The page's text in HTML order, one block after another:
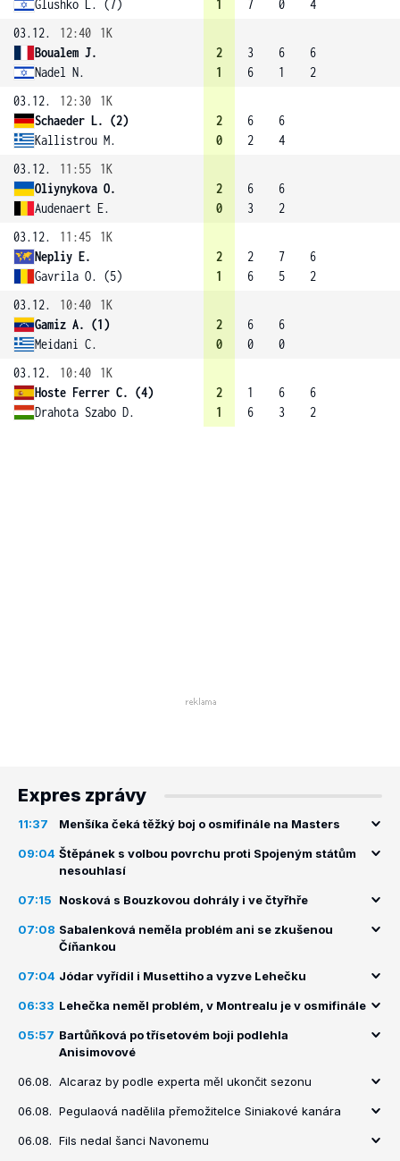
Glushko L. (7) 1 7 0
4
03.12.
12:40
1K
Boualem J.
Nadel N.
2
1
3
6
6
1
6
2
03.12.
12:30
1K
Schaeder L. (2)
Kallistrou M.
2
0
6
2
6
4
03.12.
11:55
1K
Oliynykova O.
Audenaert E.
2
0
6
3
6
2
03.12.
11:45
1K
Nepliy E.
Gavrila O. (5)
2
1
2
6
7
5
6
2
03.12.
10:40
1K
Gamiz A. (1)
Meidani C.
2
0
6
0
6
0
03.12.
10:40
1K
Hoste Ferrer C. (4)
Drahota Szabo D.
2
1
1
6
6
3
6
2
Expres zprávy
11:37 Menšíka čeká těžký boj o osmifinále na Masters
09:04 Štěpánek s volbou povrchu proti Spojeným státům
nesouhlasí
07:15 Nosková s Bouzkovou dohrály i ve čtyřhře
07:08 Sabalenková neměla problém ani se zkušenou
Číňankou
07:04 Jódar vyřídil i Musettiho a vyzve Lehečku
06:33 Lehečka neměl problém, v Montrealu je v osmifinále
05:57 Bartůňková po třísetovém boji podlehla
Anisimovové
06.08. Alcaraz by podle experta měl ukončit sezonu
06.08. Pegulaová nadělila přemožitelce Siniakové kanára
06.08. Fils nedal šanci Navonemu